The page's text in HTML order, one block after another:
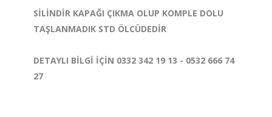
SİLİNDİR KAPAĞI ÇIKMA OLUP KOMPLE DOLU
TAŞLANMADIK STD ÖLCÜDEDİR
DETAYLI BİLGİ İÇİN 0332 342 19 13 - 0532 666 74
27